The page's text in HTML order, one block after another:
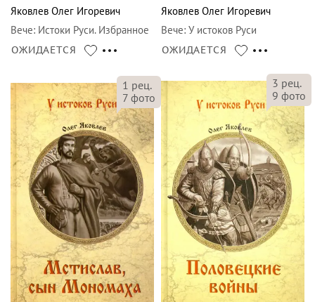
Яковлев Олег Игоревич
Вече: Истоки Руси. Избранное
ОЖИДАЕТСЯ
Яковлев Олег Игоревич
Вече: У истоков Руси
ОЖИДАЕТСЯ
1 рец.
7 фото
3 рец.
9 фото